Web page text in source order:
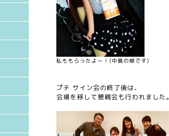
私ももらったよー！(中島の娘です)
プチ サイン会の終了後は、
会場を移して懇親会も行われました。